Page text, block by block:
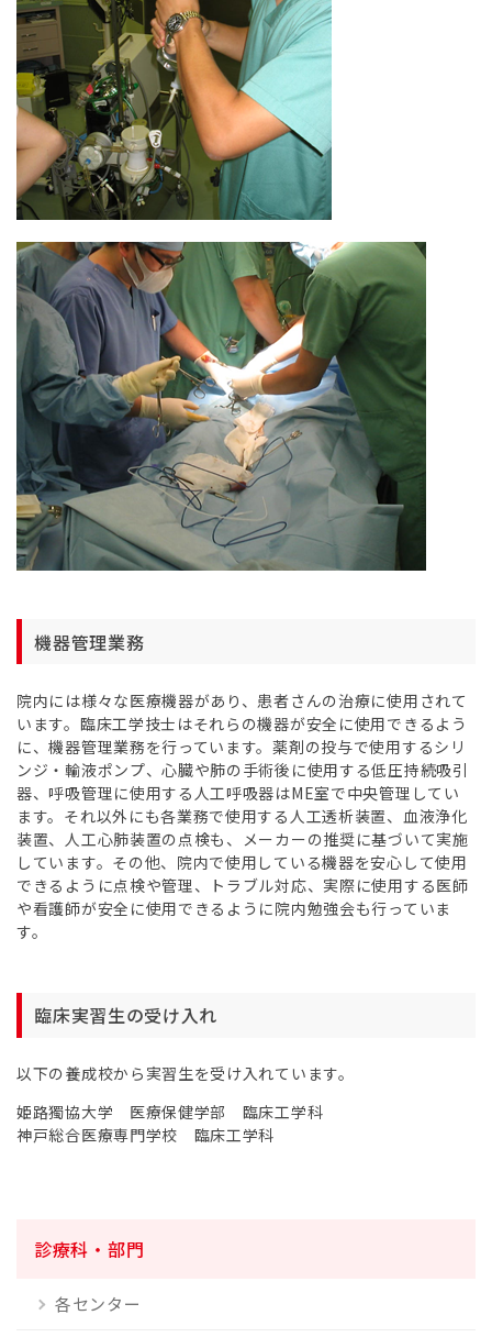
機器管理業務
院内には様々な医療機器があり、患者さんの治療に使用されて
います。臨床工学技士はそれらの機器が安全に使用できるよう
に、機器管理業務を行っています。薬剤の投与で使用するシリ
ンジ・輸液ポンプ、心臓や肺の手術後に使用する低圧持続吸引
器、呼吸管理に使用する人工呼吸器はME室で中央管理してい
ます。それ以外にも各業務で使用する人工透析装置、血液浄化
装置、人工心肺装置の点検も、メーカーの推奨に基づいて実施
しています。その他、院内で使用している機器を安心して使用
できるように点検や管理、トラブル対応、実際に使用する医師
や看護師が安全に使用できるように院内勉強会も行っていま
す。
臨床実習生の受け入れ
以下の養成校から実習生を受け入れています。
姫路獨協大学 医療保健学部 臨床工学科
神戸総合医療専門学校 臨床工学科
診療科・部門
各センター